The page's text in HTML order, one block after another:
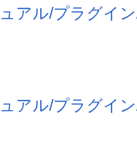
アル/プラグイ
アル/プラグイ